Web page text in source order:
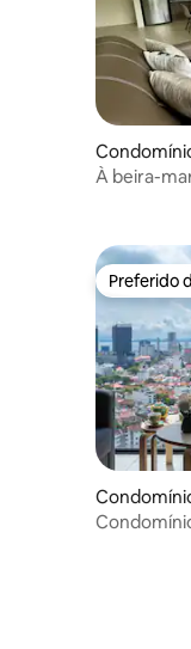
À beira-
Preferido
Preferido